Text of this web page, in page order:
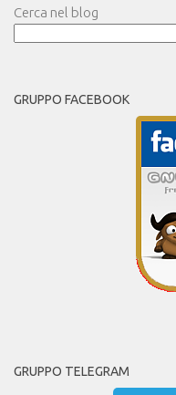
Cerca nel blog
GRUPPO FACEBOOK
GRUPPO TELEGRAM